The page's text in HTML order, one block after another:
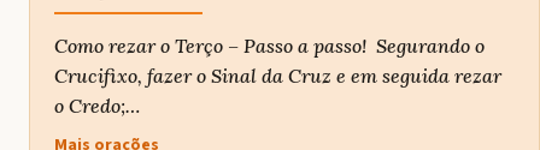
Como rezar o Terço – Passo a passo! Segurando o
Crucifixo, fazer o Sinal da Cruz e em seguida rezar
o Credo;…
Mais orações